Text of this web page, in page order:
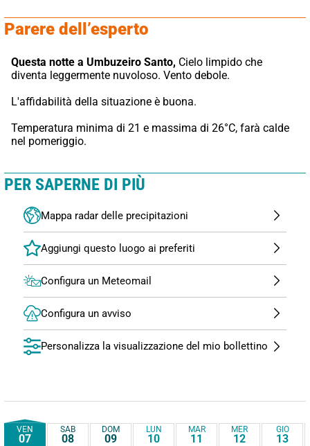
Parere dell’esperto
Questa notte a Umbuzeiro Santo, Cielo limpido che
diventa leggermente nuvoloso. Vento debole.
L'affidabilità della situazione è buona.
Temperatura minima di 21 e massima di 26°C, farà calde
nel pomeriggio.
PER SAPERNE DI PIÙ
Mappa radar delle precipitazioni
Configura un Meteomail
Configura un avviso
Personalizza la visualizzazione del mio bollettino
VEN
07
SAB
08
DOM
09
LUN
10
MAR
11
MER
12
GIO
13